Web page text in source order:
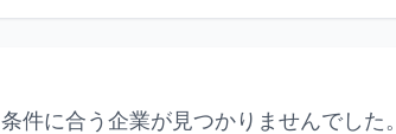
条件に合う企業が見つかりませんでした。